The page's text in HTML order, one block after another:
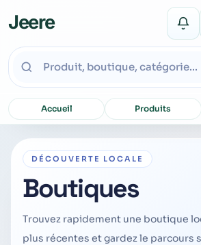
Jeere
Accueil Produits
DÉCOUVERTE LOCALE
Boutiques
Trouvez rapidement une boutique
plus récentes et gardez le parcours